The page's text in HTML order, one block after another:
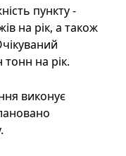
пункту -
на рік, а також
на рік.
виконує